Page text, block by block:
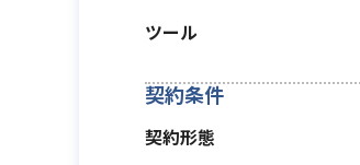
ツール
契約条件
契約形態